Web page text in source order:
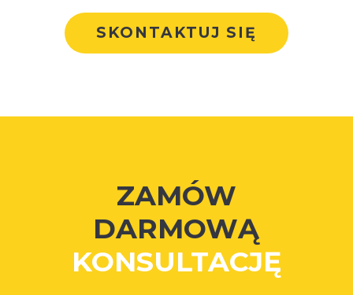
SKONTAKTUJ SIĘ
ZAMÓW
DARMOWĄ
KONSULTACJĘ